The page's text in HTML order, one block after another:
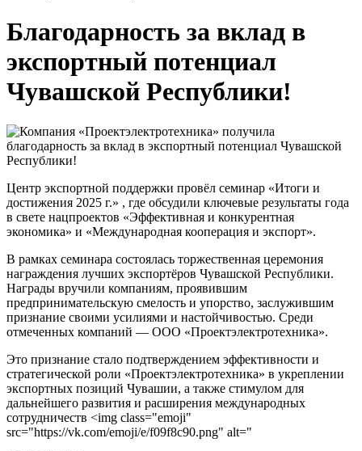
Благодарность за вклад в
экспортный потенциал
Чувашской Республики!
Центр экспортной поддержки провёл семинар «Итоги и
достижения 2025 г.» , где обсудили ключевые результаты года
в свете нацпроектов «Эффективная и конкурентная
экономика» и «Международная кооперация и экспорт».
В рамках семинара состоялась торжественная церемония
награждения лучших экспортёров Чувашской Республики.
Награды вручили компаниям, проявившим
предпринимательскую смелость и упорство, заслужившим
признание своими усилиями и настойчивостью. Среди
отмеченных компаний — ООО «Проектэлектротехника».
Это признание стало подтверждением эффективности и
стратегической роли «Проектэлектротехника» в укреплении
экспортных позиций Чувашии, а также стимулом для
дальнейшего развития и расширения международных
сотрудничеств <img class="emoji"
src="https://vk.com/emoji/e/f09f8c90.png" alt="